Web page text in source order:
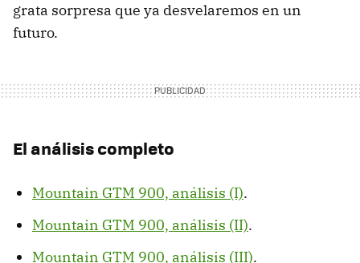
grata sorpresa que ya desvelaremos en un
futuro.
El análisis completo
Mountain GTM 900, análisis (I).
Mountain GTM 900, análisis (II).
Mountain GTM 900, análisis (III).